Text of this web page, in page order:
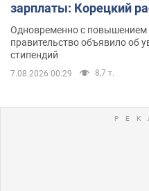
зарплаты: Корецкий
Одновременно с повышением
правительство объявило об
стипендий
7.08.2026 00:29 8,7 т.